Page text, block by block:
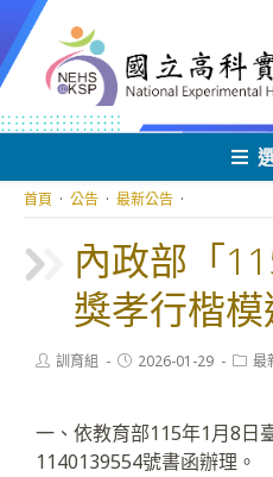
轉
至
要
容
內政部「
獎孝行楷模
首頁 · 公告 · 最新公告 ·
Post訓育組
Post2026-01-29
Post最
一、依教育部115年1月8日
1140139554號書函辦理。